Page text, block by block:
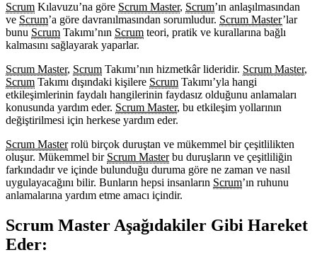
Scrum Kılavuzu’na göre Scrum Master, Scrum’ın anlaşılmasından
ve Scrum’a göre davranılmasından sorumludur. Scrum Master’lar
bunu Scrum Takımı’nın Scrum teori, pratik ve kurallarına bağlı
kalmasını sağlayarak yaparlar.
Scrum Master, Scrum Takımı’nın hizmetkâr lideridir. Scrum Master,
Scrum Takımı dışındaki kişilere Scrum Takımı’yla hangi
etkileşimlerinin faydalı hangilerinin faydasız olduğunu anlamaları
konusunda yardım eder. Scrum Master, bu etkileşim yollarının
değiştirilmesi için herkese yardım eder.
Scrum Masterrolü birçok duruştan ve mükemmel bir çeşitlilikten
oluşur. Mükemmel bir Scrum Masterbu duruşların ve çeşitliliğin
farkındadır ve içinde bulunduğu duruma göre ne zaman ve nasıl
uygulayacağını bilir. Bunların hepsi insanların Scrum’ın ruhunu
anlamalarına yardım etme amacı içindir.
Scrum Master Aşağıdakiler Gibi Hareket
Eder: